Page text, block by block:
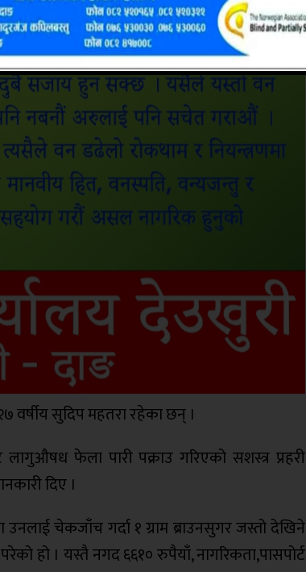
वर्षीय सुदिप महतरा रहेका छन् ।
फेला पारी पक्राउ गरिएको सशस्त्र प्रहरी
दिए ।
चेकजाँच गर्दा १ ग्राम ब्राउनसुगर जस्तो देखिने
हो । यस्तै नगद ६६१० रुपैयाँ, नागरिकता,पासपोर्ट